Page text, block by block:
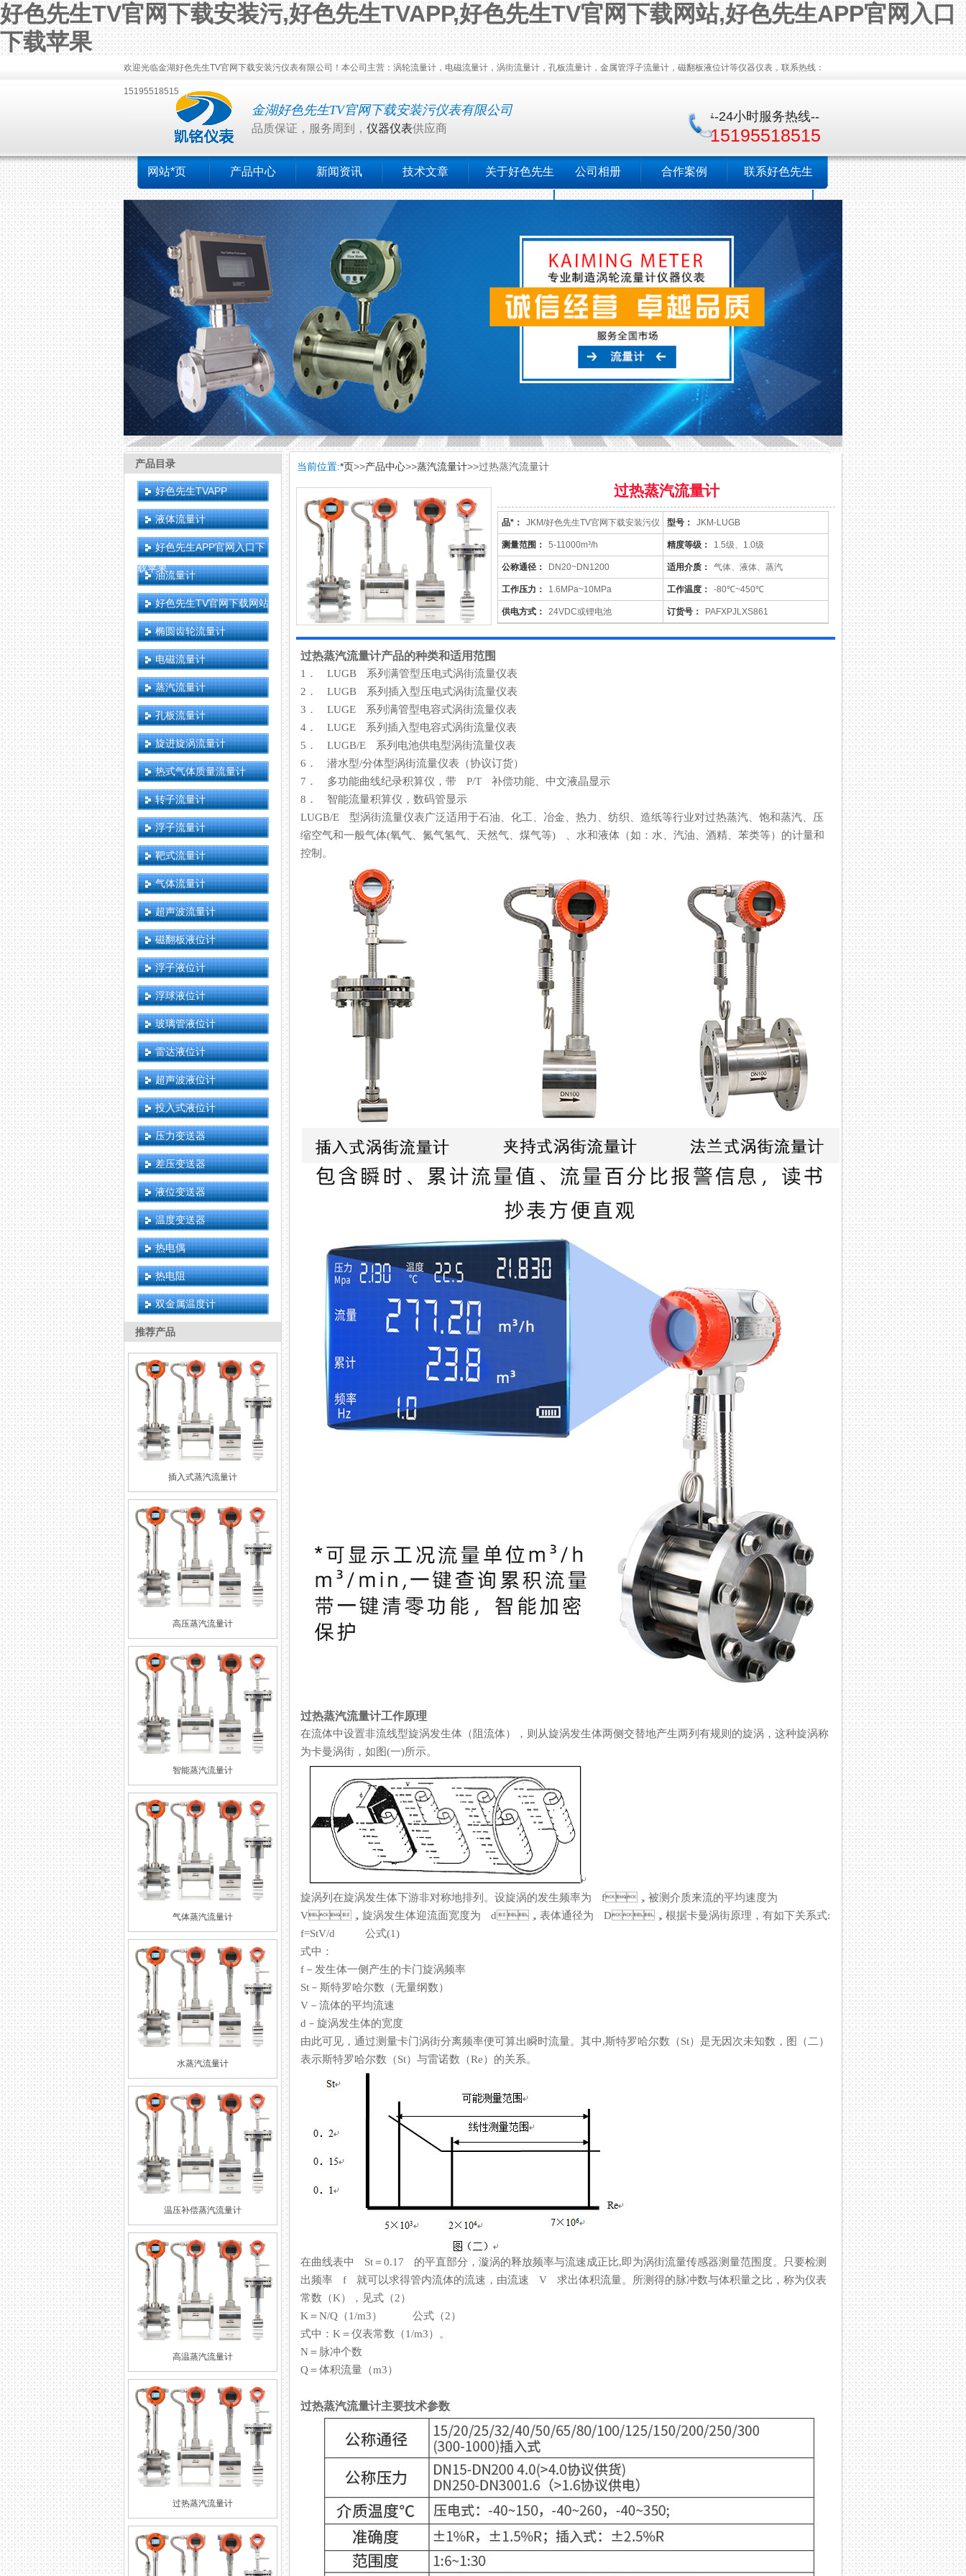
好色先生TV官网下载安装污,好色先生TVAPP,好色先生TV官网下载网站,好色先生APP官网入口
下载苹果
欢迎光临金湖好色先生TV官网下载安装污仪表有限公司！本公司主营：涡轮流量计，电磁流量计，涡街流量计，孔板流量计，金属管浮子流量计，磁翻板液位计等仪器仪表，联系热线：
15195518515
金湖好色先生TV官网下载安装污仪表有限公司
品质保证，服务周到， 仪器仪表供应商
--24小时服务热线--
15195518515
网站*页 产品中心 新闻资讯 技术文章 关于好色先生 公司相册 合作案例 联系好色先生
污
产品目录
好色先生TVAPP
液体流量计
好色先生APP官网入口下
载苹果
油流量计
好色先生TV官网下载网站
椭圆齿轮流量计
电磁流量计
蒸汽流量计
孔板流量计
旋进旋涡流量计
热式气体质量流量计
转子流量计
浮子流量计
靶式流量计
气体流量计
超声波流量计
磁翻板液位计
浮子液位计
浮球液位计
玻璃管液位计
雷达液位计
超声波液位计
投入式液位计
压力变送器
差压变送器
液位变送器
温度变送器
热电偶
热电阻
双金属温度计
推荐产品
插入式蒸汽流量计
高压蒸汽流量计
智能蒸汽流量计
气体蒸汽流量计
水蒸汽流量计
温压补偿蒸汽流量计
高温蒸汽流量计
过热蒸汽流量计
当前位置:*页>>产品中心>>蒸汽流量计>>过热蒸汽流量计
过热蒸汽流量计
品*： JKM/好色先生TV官网下载安装污仪
表
型号： JKM-LUGB
测量范围： 5-11000m³/h 精度等级： 1.5级、1.0级
公称通径： DN20~DN1200 适用介质： 气体、液体、蒸汽
工作压力： 1.6MPa~10MPa 工作温度： -80℃~450℃
供电方式： 24VDC或锂电池 订货号： PAFXPJLXS861
过热蒸汽流量计产品的种类和适用范围
1． LUGB 系列满管型压电式涡街流量仪表
2． LUGB 系列插入型压电式涡街流量仪表
3． LUGE 系列满管型电容式涡街流量仪表
4． LUGE 系列插入型电容式涡街流量仪表
5． LUGB/E 系列电池供电型涡街流量仪表
6． 潜水型/分体型涡街流量仪表（协议订货）
7． 多功能曲线纪录积算仪，带 P/T 补偿功能、中文液晶显示
8． 智能流量积算仪，数码管显示
LUGB/E 型涡街流量仪表广泛适用于石油、化工、冶金、热力、纺织、造纸等行业对过热蒸汽、饱和蒸汽、压
缩空气和一般气体(氧气、氮气氢气、天然气、煤气等) 、水和液体（如：水、汽油、酒精、苯类等）的计量和
控制。
过热蒸汽流量计工作原理
在流体中设置非流线型旋涡发生体（阻流体），则从旋涡发生体两侧交替地产生两列有规则的旋涡，这种旋涡称
为卡曼涡街，如图(一)所示。
旋涡列在旋涡发生体下游非对称地排列。设旋涡的发生频率为 f，被测介质来流的平均速度为
V，旋涡发生体迎流面宽度为 d，表体通径为 D，根据卡曼涡街原理，有如下关系式:
f=StV/d 公式(1)
式中：
f－发生体一侧产生的卡门旋涡频率
St－斯特罗哈尔数（无量纲数）
V－流体的平均流速
d－旋涡发生体的宽度
由此可见，通过测量卡门涡街分离频率便可算出瞬时流量。其中,斯特罗哈尔数（St）是无因次未知数，图（二）
表示斯特罗哈尔数（St）与雷诺数（Re）的关系。
在曲线表中 St＝0.17 的平直部分，漩涡的释放频率与流速成正比,即为涡街流量传感器测量范围度。只要检测
出频率 f 就可以求得管内流体的流速，由流速 V 求出体积流量。所测得的脉冲数与体积量之比，称为仪表
常数（K），见式（2）
K＝N/Q（1/m3） 公式（2）
式中：K＝仪表常数（1/m3）。
N＝脉冲个数
Q＝体积流量（m3）
过热蒸汽流量计主要技术参数